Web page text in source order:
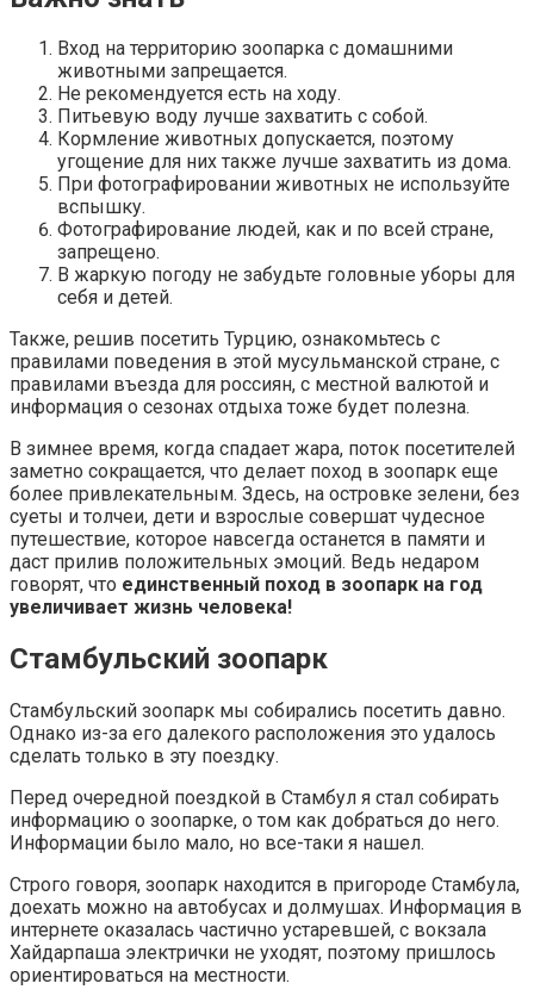
Вход на территорию зоопарка с домашними
животными запрещается.
Не рекомендуется есть на ходу.
Питьевую воду лучше захватить с собой.
Кормление животных допускается, поэтому
угощение для них также лучше захватить из дома.
При фотографировании животных не используйте
вспышку.
Фотографирование людей, как и по всей стране,
запрещено.
В жаркую погоду не забудьте головные уборы для
себя и детей.
Также, решив посетить Турцию, ознакомьтесь с
правилами поведения в этой мусульманской стране, с
правилами въезда для россиян, с местной валютой и
информация о сезонах отдыха тоже будет полезна.
В зимнее время, когда спадает жара, поток посетителей
заметно сокращается, что делает поход в зоопарк еще
более привлекательным. Здесь, на островке зелени, без
суеты и толчеи, дети и взрослые совершат чудесное
путешествие, которое навсегда останется в памяти и
даст прилив положительных эмоций. Ведь недаром
говорят, что единственный поход в зоопарк на год
увеличивает жизнь человека!
Стамбульский зоопарк
Стамбульский зоопарк мы собирались посетить давно.
Однако из-за его далекого расположения это удалось
сделать только в эту поездку.
Перед очередной поездкой в Стамбул я стал собирать
информацию о зоопарке, о том как добраться до него.
Информации было мало, но все-таки я нашел.
Строго говоря, зоопарк находится в пригороде Стамбула,
доехать можно на автобусах и долмушах. Информация в
интернете оказалась частично устаревшей, с вокзала
Хайдарпаша электрички не уходят, поэтому пришлось
ориентироваться на местности.